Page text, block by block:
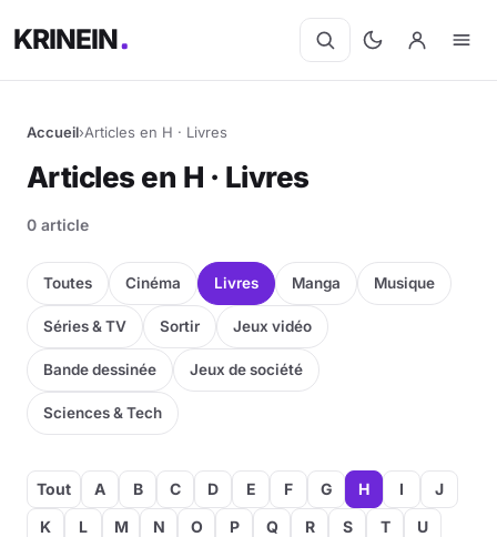
KRINEIN
Accueil›Articles en H · Livres
Articles en H · Livres
0 article
Toutes Cinéma Livres Manga Musique
Séries & TV Sortir Jeux vidéo
Bande dessinée Jeux de société
Sciences & Tech
Tout A B C D E F G H I
J
K
L M N O P Q R S T
U